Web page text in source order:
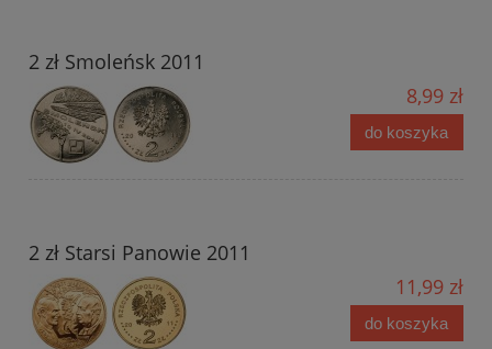
2 zł Smoleńsk 2011
8,99 zł
do koszyka
2 zł Starsi Panowie 2011
11,99 zł
do koszyka